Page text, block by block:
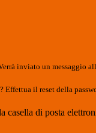
inviato un messaggio
Effettua il reset della
casella di posta